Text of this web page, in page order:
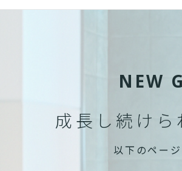
NEW
成長し続けら
以下のペー